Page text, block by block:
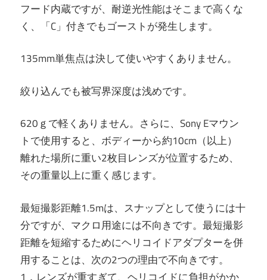
フード内蔵ですが、耐逆光性能はそこまで高くな
く、「C」付きでもゴーストが発生します。
135mm単焦点は決して使いやすくありません。
絞り込んでも被写界深度は浅めです。
620ｇで軽くありません。さらに、Sony Eマウン
トで使用すると、ボディーから約10cm（以上）
離れた場所に重い2枚目レンズが位置するため、
その重量以上に重く感じます。
最短撮影距離1.5mは、スナップとして使うには十
分ですが、マクロ用途には不向きです。最短撮影
距離を短縮するためにヘリコイドアダプターを併
用することは、次の2つの理由で不向きです。
1．レンズが重すぎて、ヘリコイドに負担がかか